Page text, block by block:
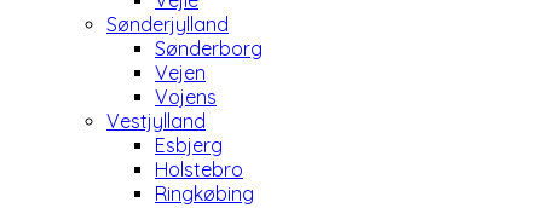
Sønderjylland
Sønderborg
Vejen
Vojens
Vestjylland
Esbjerg
Holstebro
Ringkøbing